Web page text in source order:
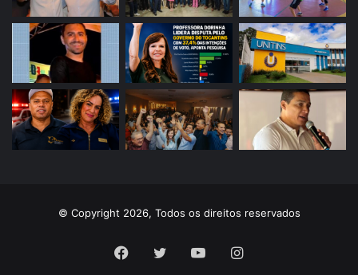
© Copyright 2026, Todos os direitos reservados
Facebook
Twitter YouTubeInstagram